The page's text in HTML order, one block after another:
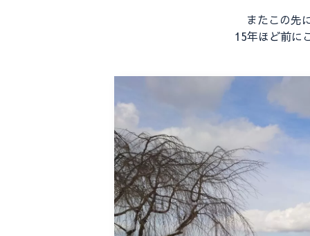
またこの先
15年ほど前に